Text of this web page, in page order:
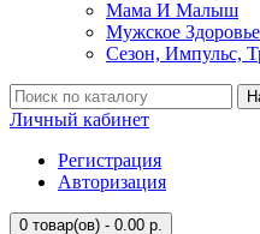
Мама И Малыш
Мужское Здоровье
Сезон, Импульс,
Личный кабинет
Регистрация
Авторизация
0 товар(ов) - 0.00 р.